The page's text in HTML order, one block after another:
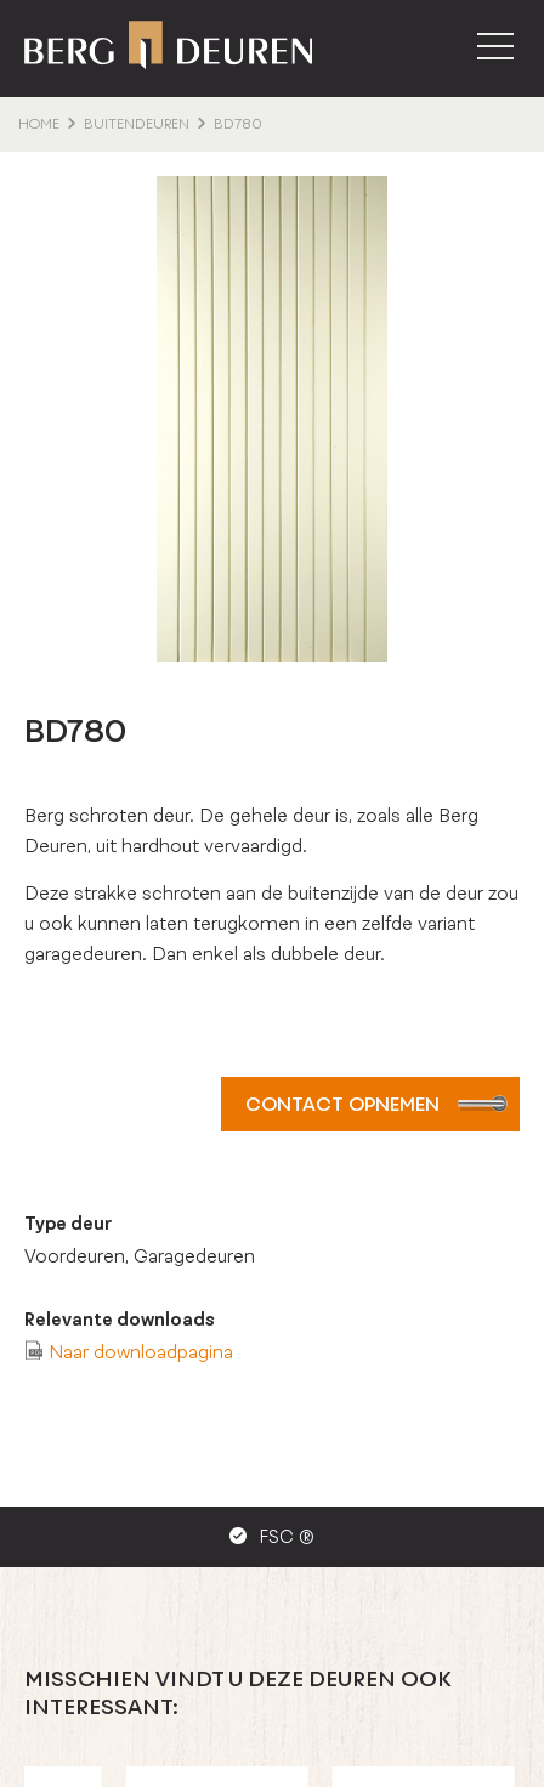
HOME BUITENDEUREN BD780
BD780
Berg schroten deur. De gehele deur is, zoals alle Berg
Deuren, uit hardhout vervaardigd.
Deze strakke schroten aan de buitenzijde van de deur zou
u ook kunnen laten terugkomen in een zelfde variant
garagedeuren. Dan enkel als dubbele deur.
CONTACT OPNEMEN
Type deur
Voordeuren, Garagedeuren
Relevante downloads
Naar downloadpagina
FSC ®
MISSCHIEN VINDT U DEZE DEUREN OOK
INTERESSANT: